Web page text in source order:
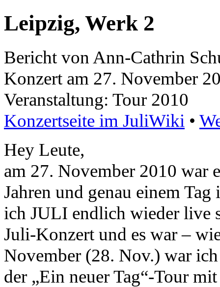
Leipzig, Werk 2
Bericht von Ann-Cathrin
Konzert am 27. November
Veranstaltung: Tour 2010
Konzertseite im JuliWiki •
Hey Leute,
am 27. November 2010 war
Jahren und genau einem
ich JULI endlich wieder live
Juli-Konzert und es war –
November (28. Nov.) war
der „Ein neuer Tag“-Tour